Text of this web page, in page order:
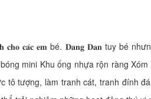
𝐜𝐡𝐨 𝐜𝐚́𝐜 𝐞𝐦 bé. 𝐃𝐚𝐧𝐠 𝐃𝐚𝐧 tuy bé
mini Khu ống nhựa rộn ràng
tượng, làm tranh cát, tranh đính
Alaca
Distance: 40 m